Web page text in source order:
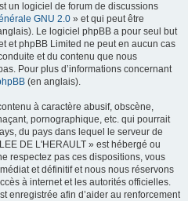
un logiciel de forum de discussions
GNU 2.0 » et qui peut être
Le logiciel phpBB a pour seul but
et phpBB Limited ne peut en aucun cas
et du contenu que nous
Pour plus d’informations concernant
(en anglais).
à caractère abusif, obscène,
pornographique, etc. qui pourrait
du pays dans lequel le serveur de
DE L'HERAULT » est hébergé ou
respectez pas ces dispositions, vous
et définitif et nous nous réservons
à internet et les autorités officielles.
enregistrée afin d’aider au renforcement